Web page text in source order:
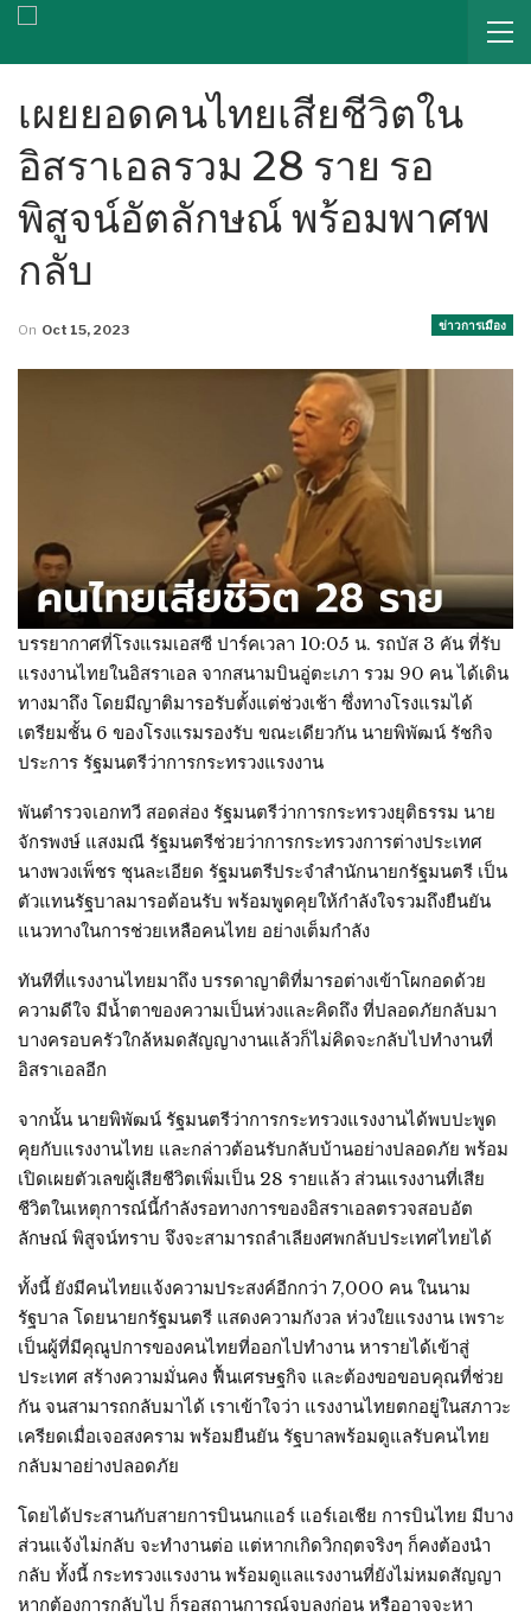
เผยยอดคนไทยเสียชีวิตใน
อิสราเอลรวม 28 ราย รอ
พิสูจน์อัตลักษณ์ พร้อมพาศพ
กลับ
ข่าวการเมือง
On Oct 15, 2023
บรรยากาศที่โรงแรมเอสซี ปาร์คเวลา 10:05 น. รถบัส 3 คัน ที่รับ
แรงงานไทยในอิสราเอล จากสนามบินอู่ตะเภา รวม 90 คน ได้เดิน
ทางมาถึง โดยมีญาติมารอรับตั้งแต่ช่วงเช้า ซึ่งทางโรงแรมได้
เตรียมชั้น 6 ของโรงแรมรองรับ ขณะเดียวกัน นายพิพัฒน์ รัชกิจ
ประการ รัฐมนตรีว่าการกระทรวงแรงงาน
พันตำรวจเอกทวี สอดส่อง รัฐมนตรีว่าการกระทรวงยุติธรรม นาย
จักรพงษ์ แสงมณี รัฐมนตรีช่วยว่าการกระทรวงการต่างประเทศ
นางพวงเพ็ชร ชุนละเอียด รัฐมนตรีประจำสำนักนายกรัฐมนตรี เป็น
ตัวแทนรัฐบาลมารอต้อนรับ พร้อมพูดคุยให้กำลังใจรวมถึงยืนยัน
แนวทางในการช่วยเหลือคนไทย อย่างเต็มกำลัง
ทันทีที่แรงงานไทยมาถึง บรรดาญาติที่มารอต่างเข้าโผกอดด้วย
ความดีใจ มีน้ำตาของความเป็นห่วงและคิดถึง ที่ปลอดภัยกลับมา
บางครอบครัวใกล้หมดสัญญางานแล้วก็ไม่คิดจะกลับไปทำงานที่
อิสราเอลอีก
จากนั้น นายพิพัฒน์ รัฐมนตรีว่าการกระทรวงแรงงานได้พบปะพูด
คุยกับแรงงานไทย และกล่าวต้อนรับกลับบ้านอย่างปลอดภัย พร้อม
เปิดเผยตัวเลขผู้เสียชีวิตเพิ่มเป็น 28 รายแล้ว ส่วนแรงงานที่เสีย
ชีวิตในเหตุการณ์นี้กำลังรอทางการของอิสราเอลตรวจสอบอัต
ลักษณ์ พิสูจน์ทราบ จึงจะสามารถลำเลียงศพกลับประเทศไทยได้
ทั้งนี้ ยังมีคนไทยแจ้งความประสงค์อีกกว่า 7,000 คน ในนาม
รัฐบาล โดยนายกรัฐมนตรี แสดงความกังวล ห่วงใยแรงงาน เพราะ
เป็นผู้ที่มีคุณูปการของคนไทยที่ออกไปทำงาน หารายได้เข้าสู่
ประเทศ สร้างความมั่นคง ฟื้นเศรษฐกิจ และต้องขอขอบคุณที่ช่วย
กัน จนสามารถกลับมาได้ เราเข้าใจว่า แรงงานไทยตกอยู่ในสภาวะ
เครียดเมื่อเจอสงคราม พร้อมยืนยัน รัฐบาลพร้อมดูแลรับคนไทย
กลับมาอย่างปลอดภัย
โดยได้ประสานกับสายการบินนกแอร์ แอร์เอเชีย การบินไทย มีบาง
ส่วนแจ้งไม่กลับ จะทำงานต่อ แต่หากเกิดวิกฤตจริงๆ ก็คงต้องนำ
กลับ ทั้งนี้ กระทรวงแรงงาน พร้อมดูแลแรงงานที่ยังไม่หมดสัญญา
หากต้องการกลับไป ก็รอสถานการณ์จบลงก่อน หรืออาจจะหา